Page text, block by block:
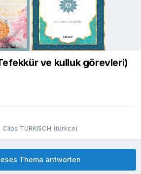
ve kulluk görevleri)
TÜRKISCH (türkce)
Thema antworten